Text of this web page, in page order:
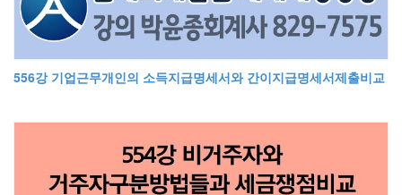
556강 기업근무개인의 소득지급명세서와 간이지급명세서제출비교